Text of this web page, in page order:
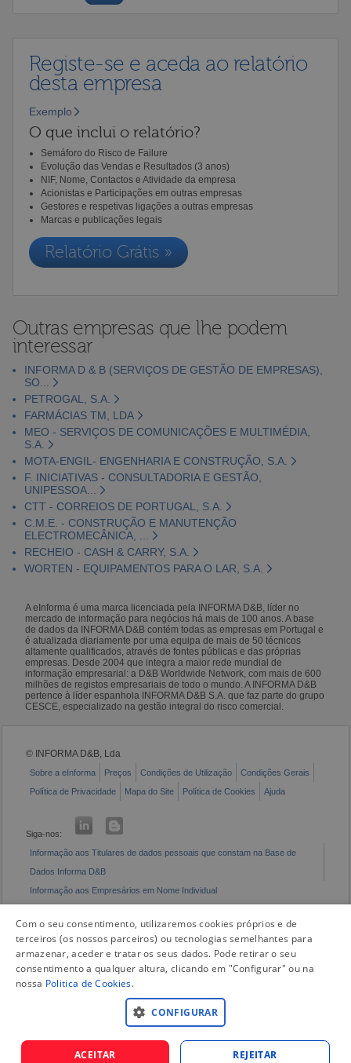
Registe-se e aceda ao relatório
desta empresa
Exemplo
O que inclui o relatório?
Semáforo do Risco de Failure
Evolução das Vendas e Resultados (3 anos)
NIF, Nome, Contactos e Atividade da empresa
Acionistas e Participações em outras empresas
Gestores e respetivas ligações a outras empresas
Marcas e publicações legais
Relatório Grátis »
Outras empresas que lhe podem
interessar
INFORMA D & B (SERVIÇOS DE GESTÃO DE EMPRESAS),
SO...
PETROGAL, S.A.
FARMÁCIAS TM, LDA
MEO - SERVIÇOS DE COMUNICAÇÕES E MULTIMÉDIA,
S.A.
MOTA-ENGIL- ENGENHARIA E CONSTRUÇÃO, S.A.
F. INICIATIVAS - CONSULTADORIA E GESTÃO,
UNIPESSOA...
CTT - CORREIOS DE PORTUGAL, S.A.
C.M.E. - CONSTRUÇÃO E MANUTENÇÃO
ELECTROMECÂNICA, ...
RECHEIO - CASH & CARRY, S.A.
WORTEN - EQUIPAMENTOS PARA O LAR, S.A.
A eInforma é uma marca licenciada pela INFORMA D&B, líder no
mercado de informação para negócios há mais de 100 anos. A base
de dados da INFORMA D&B contém todas as empresas em Portugal e
é atualizada diariamente por uma equipa de mais de 50 técnicos
altamente qualificados, através de fontes públicas e das próprias
empresas. Desde 2004 que integra a maior rede mundial de
informação empresarial: a D&B Worldwide Network, com mais de 600
milhões de registos empresariais de todo o mundo. A INFORMA D&B
pertence à líder espanhola INFORMA D&B S.A. que faz parte do grupo
CESCE, especializado na gestão integral do risco comercial.
© INFORMA D&B, Lda
Sobre a eInforma Preços Condições de Utilização
Condições Gerais
Política de Privacidade
Mapa do Site Política de Cookies Ajuda
Siga-nos:
Informação aos Titulares de dados pessoais que constam na Base de
Dados Informa D&B
Informação aos Empresários em Nome Individual
Com o seu consentimento, utilizaremos cookies próprios e de
terceiros (os nossos parceiros) ou tecnologias semelhantes para
armazenar, aceder e tratar os seus dados. Pode retirar o seu
consentimento a qualquer altura, clicando em "Configurar" ou na
nossa Politica de Cookies.
CONFIGURAR
ACEITAR REJEITAR